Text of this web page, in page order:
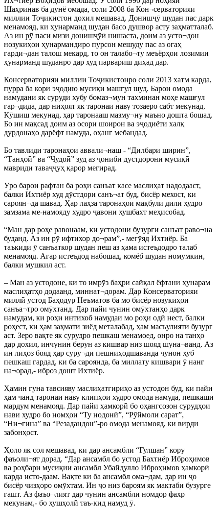
Шаҳринав ба дунё омада, соли 2008 ба Кон¬серваторияи
миллии Тоҷикистон дохил мешавад. Донишҷӯ шудан пас дарк
менамояд, ки ҳунарманд шудан басо душвор асту заҳматталаб.
Аз ин рӯ паси мизи донишҷӯӣ нишаста, доим аз усто¬дон
нозукиҳои ҳунармандиро пурсон мешуду пас аз огаҳ
гарди¬дан талош мекард, то он талабо¬ту меъёрҳои лозимии
ҳунарманд шуданро дар худ парвариш диҳад дар.
Консерваторияи миллии Тоҷикистонро соли 2013 хатм карда,
пурра ба кори эҷодию мусиқӣ машғул шуд. Барои омода
намудани як суруди хубу бомаз¬мун тахминан моҳе машғул
гар¬дида, дар ниҳоят як таронаи наву тозаеро сабт мекунад.
Кӯшиш мекунад, ҳар таронааш мазму¬ну маъно дошта бошад.
Бо ин мақсад доим аз осори шоирон ва эҷодиёти халқ
дурдонаҳо дарёфт намуда, оҳанг мебандад.
Бо тавлиди таронаҳои аввали¬наш - “Дилбари ширин”,
“Танҳоӣ” ва “Ҷудоӣ” зуд аз ҷониби дӯстдорони мусиқӣ
мавриди таваҷҷуҳ қарор мегирад.
Ӯро барои рафтан ба роҳи санъат касе маслиҳат надодааст,
балки Ихтиёр худ дӯстдори санъ¬ат буд, бисёр мехост, ки
сароян¬да шавад. Ҳар лаҳза таронаҳои мақбули дили худро
замзама ме-намояду худро ҷавони хушбахт меҳисобад.
“Ман дар роҳе равонаам, ки устодони бузурги санъат раво¬на
буданд. Аз ин рӯ ифтихор до¬рам”,- мегӯяд Ихтиёр. Ба
таъкиди ӯ санъаткор шудан пеш аз ҳама истеъдодро талаб
менамояд. Агар истеъдод набошад, комёб шудан номумкин,
балки мушкил аст.
– Ман аз устодоне, ки то имрӯз баҳри сайқал ёфтани ҳунарам
маслиҳатҳо додаанд, миннат¬дорам. Дар Консерваторияи
миллӣ устод Баҳодур Неъматов ба мо бисёр нозукиҳои
санъа¬тро омӯхтанд. Дар пайи чунин омӯхтанҳо дарк
намудам, ки роҳи интихоб намудаи мо роҳи одӣ нест, балки
роҳест, ки ҳам заҳмати зиёд металабад, ҳам масъулияти бузург
аст. Зеро вақте як сурудро пешкаш менамоед, онро на танҳо
дар дохил, инчунин берун аз кишвар низ шояд шуна¬ванд. Аз
ин лиҳоз бояд ҳар суру¬ди пешниҳодшаванда чунон хуб
пешкаш гардад, ки ба сароянда, ба миллату кишвари ӯ нанг
на¬орад,- иброз дошт Ихтиёр.
Ҳамин гуна тавсияву маслиҳатгириҳо аз устодон буд, ки пайи
ҳам чанд таронаи наву клипҳои худро омода намуда, пешкаши
мардум менамояд. Дар пайи ҳамкорӣ бо оҳангсозон сурудҳои
нави худро бо номҳои “Ту нодонӣ”, “Рӯймоли сарат”,
“Ни¬гина” ва “Резадандон”-ро омода менамояд, ки вирди
забонҳост.
Ҳоло як сол мешавад, ки дар ансамбли “Гулшан” кору
фаъоли¬ят дорад. “Дар ансамбл бо устод Бахтиёр Иброҳимов
ва роҳбари мусиқии ансамбл Убайдулло Иброҳимов ҳамкорӣ
карда исто-даам. Вақте ки ба ансамбл ома¬дам, дар ин ҷо
бисёр чизҳоро омӯхтам. Ин ҷо низ бароям як мактаби бузурге
гашт. Аз фаъо¬лият дар чунин ансамбли номдор фахр
мекунам,- бо хушҳолӣ таъ-кид намуд ӯ.